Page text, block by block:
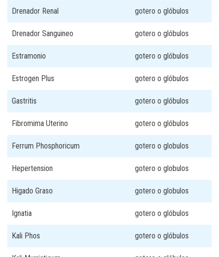
Drenador Renal gotero o glóbulos
Drenador Sanguineo gotero o glóbulos
Estramonio gotero o glóbulos
Estrogen Plus gotero o glóbulos
Gastritis gotero o glóbulos
Fibromima Uterino gotero o glóbulos
Ferrum Phosphoricum gotero o globulos
Hepertension gotero o globulos
Higado Graso gotero o globulos
Ignatia gotero o glóbulos
Kali Phos gotero o glóbulos